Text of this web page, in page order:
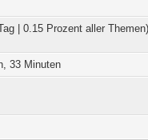
| 0.15 Prozent aller Themen)
33 Minuten